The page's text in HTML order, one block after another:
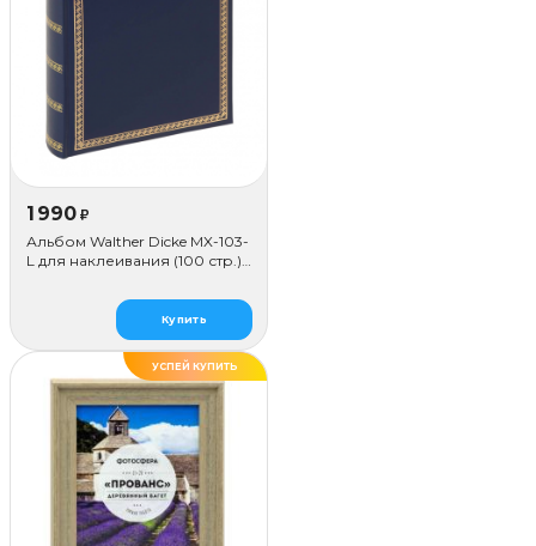
1 990 ₽
Альбом Walther Dicke MX-103-
L для наклеивания (100 стр.),
Купить
УСПЕЙ КУПИТЬ
ДЕЛАЕМ САМИ